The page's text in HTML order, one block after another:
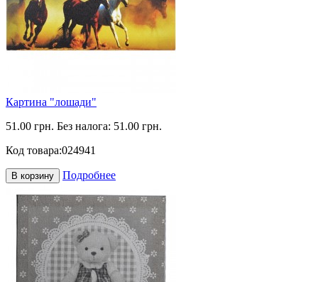
Картина "лошади"
51.00 грн. Без налога: 51.00 грн.
Код товара:024941
В корзину Подробнее